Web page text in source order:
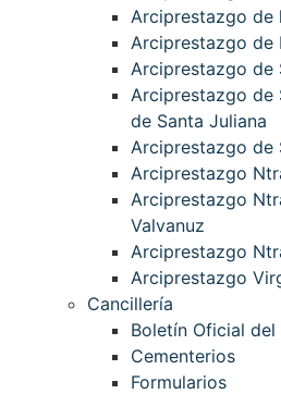
Arciprestazgo de
Arciprestazgo de
Arciprestazgo de
Arciprestazgo de
de Santa Juliana
Arciprestazgo de
Arciprestazgo
Arciprestazgo
Valvanuz
Arciprestazgo
Arciprestazgo
Cancillería
Boletín Oficial del
Cementerios
Formularios